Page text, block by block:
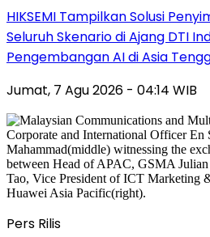
HIKSEMI Tampilkan Solusi
Seluruh Skenario di Ajang DTI
Pengembangan AI di Asia
Jumat, 7 Agu 2026 - 04:14 WIB
Pers Rilis